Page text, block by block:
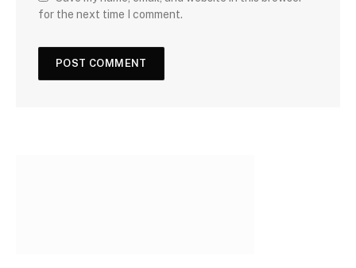
for the next time I comment.